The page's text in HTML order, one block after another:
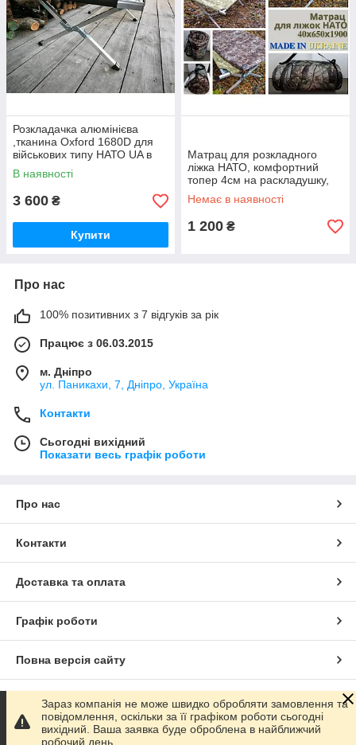
Розкладачка алюмінієва
,тканина Oxford 1680D для
військових типу НАТО UA в
чохлі
В наявності
3 600 ₴
Купити
Матрац для розкладного
ліжка НАТО, комфортний
топер 4см на раскладушку,
Немає в наявності
1 200 ₴
Про нас
100% позитивних з 7 відгуків за рік
Працює з 06.03.2015
м. Дніпро
ул. Паникахи, 7, Дніпро, Україна
Контакти
Сьогодні вихідний
Показати весь графік роботи
Про нас
Контакти
Доставка та оплата
Графік роботи
Повна версія сайту
Сайт створено на маркетплейсі Prom.ua
Політика конфіденційності
Зараз компанія не може швидко обробляти замовлення та
повідомлення, оскільки за її графіком роботи сьогодні
вихідний. Ваша заявка буде оброблена в найближчий
робочий день.